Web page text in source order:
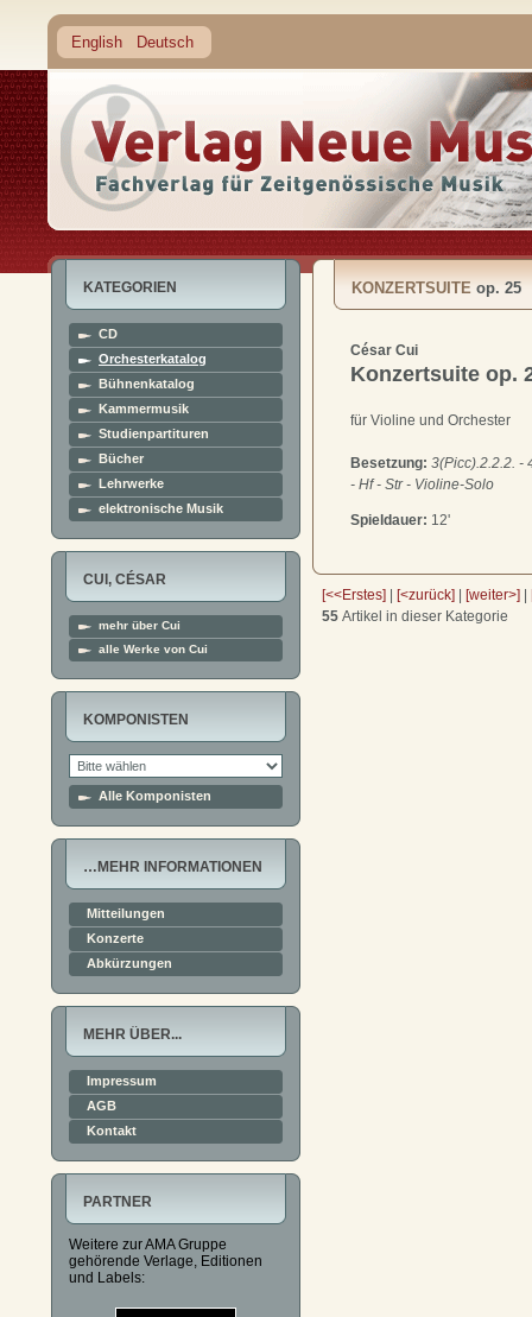
English Deutsch
KATEGORIEN
CD
Orchesterkatalog
Bühnenkatalog
Kammermusik
Studienpartituren
Bücher
Lehrwerke
elektronische Musik
CUI, CÉSAR
mehr über Cui
alle Werke von Cui
KOMPONISTEN
Alle Komponisten
…MEHR INFORMATIONEN
Mitteilungen
Konzerte
Abkürzungen
MEHR ÜBER...
Impressum
AGB
Kontakt
PARTNER
Weitere zur AMA Gruppe
gehörende Verlage, Editionen
und Labels:
KONZERTSUITE op. 25
César Cui
Konzertsuite op.
für Violine und Orchester
Besetzung: 3(Picc).2.2.2. -
- Hf - Str - Violine-Solo
Spieldauer: 12'
[<<Erstes] [<zurück] [weiter>]
55 Artikel in dieser Kategorie